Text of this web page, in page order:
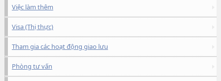
Việc làm thêm
Visa (Thị thực)
Tham gia các hoạt động giao lưu
Phòng tư vấn